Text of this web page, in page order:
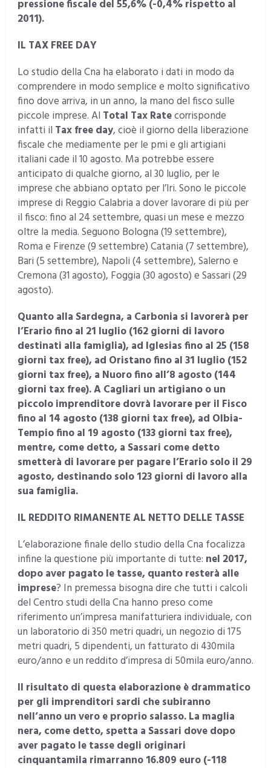
pressione fiscale del 55,6% (-0,4% rispetto al
2011).
IL TAX FREE DAY
Lo studio della Cna ha elaborato i dati in modo da
comprendere in modo semplice e molto significativo
fino dove arriva, in un anno, la mano del fisco sulle
piccole imprese. Al Total Tax Ratecorrisponde
infatti il Tax free day, cioè il giorno della liberazione
fiscale che mediamente per le pmi e gli artigiani
italiani cade il 10 agosto. Ma potrebbe essere
anticipato di qualche giorno, al 30 luglio, per le
imprese che abbiano optato per l’Iri. Sono le piccole
imprese di Reggio Calabria a dover lavorare di più per
il fisco: fino al 24 settembre, quasi un mese e mezzo
oltre la media. Seguono Bologna (19 settembre),
Roma e Firenze (9 settembre) Catania (7 settembre),
Bari (5 settembre), Napoli (4 settembre), Salerno e
Cremona (31 agosto), Foggia (30 agosto) e Sassari (29
agosto).
Quanto alla Sardegna, a Carbonia si lavorerà per
l’Erario fino al 21 luglio (162 giorni di lavoro
destinati alla famiglia), ad Iglesias fino al 25 (158
giorni tax free), ad Oristano fino al 31 luglio (152
giorni tax free), a Nuoro fino all’8 agosto (144
giorni tax free). A Cagliari un artigiano o un
piccolo imprenditore dovrà lavorare per il Fisco
fino al 14 agosto (138 giorni tax free), ad Olbia-
Tempio fino al 19 agosto (133 giorni tax free),
mentre, come detto, a Sassari come detto
smetterà di lavorare per pagare l’Erario solo il 29
agosto, destinando solo 123 giorni di lavoro alla
sua famiglia.
IL REDDITO RIMANENTE AL NETTO DELLE TASSE
L’elaborazione finale dello studio della Cna focalizza
infine la questione più importante di tutte: nel 2017,
dopo aver pagato le tasse, quanto resterà alle
imprese? In premessa bisogna dire che tutti i calcoli
del Centro studi della Cna hanno preso come
riferimento un’impresa manifatturiera individuale, con
un laboratorio di 350 metri quadri, un negozio di 175
metri quadri, 5 dipendenti, un fatturato di 430mila
euro/anno e un reddito d’impresa di 50mila euro/anno.
Il risultato di questa elaborazione è drammatico
per gli imprenditori sardi che subiranno
nell’anno un vero e proprio salasso. La maglia
nera, come detto, spetta a Sassari dove dopo
aver pagato le tasse degli originari
cinquantamila rimarranno 16.809 euro (-118